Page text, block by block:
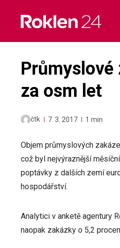
content
Průmyslové
za osm let
čtk 7. 3. 2017 1 min
Objem průmyslových
což byl nejvýraznější
poptávky z dalších zemí
hospodářství.
Analytici v anketě agentury
naopak zakázky o 5,2